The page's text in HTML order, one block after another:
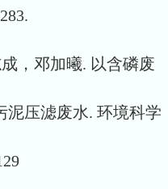
，邓加曦. 以含磷废
泥压滤废水. 环境科学